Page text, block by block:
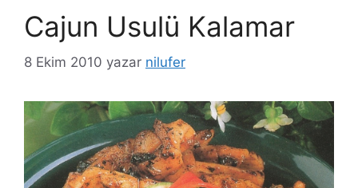
Cajun Usulü Kalamar
8 Ekim 2010 yazar nilufer